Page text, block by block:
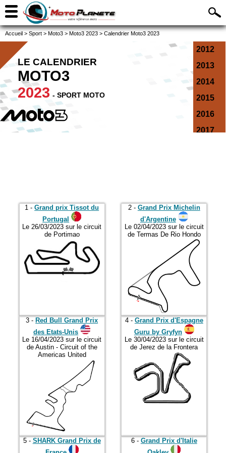
Accueil > Sport > Moto3 > Moto3 2023 > Calendrier Moto3 2023
2012
2013
2014
2015
2016
2017
2022
2023
2024
2026
LE CALENDRIER
MOTO3
2023 - SPORT MOTO
1 -Grand prix Tissot du
Portugal
Le 26/03/2023 sur le circuit
de Portimao
2 - Grand Prix Michelin
d'Argentine
Le 02/04/2023 sur le circuit
de Termas De Rio Hondo
3 - Red Bull Grand Prix
des Etats-Unis
Le 16/04/2023 sur le circuit
de Austin - Circuit of the
Americas United
4 - Grand Prix d'Espagne
Guru by Gryfyn
Le 30/04/2023 sur le circuit
de Jerez de la Frontera
5 - SHARK Grand Prix de
6 - Grand Prix d'Italie